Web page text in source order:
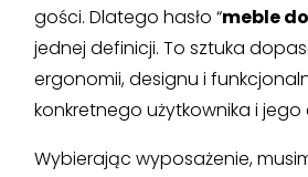
gości. Dlatego hasło “meble
jednej definicji. To sztuka
ergonomii, designu i
konkretnego użytkownika i
Wybierając wyposażenie,